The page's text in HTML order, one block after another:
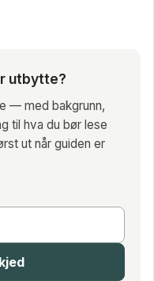
utbytte?
— med bakgrunn,
til hva du bør lese
ut når guiden er